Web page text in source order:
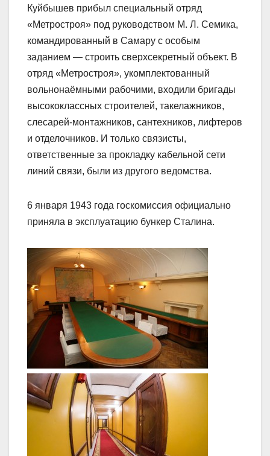
Куйбышев прибыл специальный отряд
«Метростроя» под руководством М. Л. Семика,
командированный в Самару с особым
заданием — строить сверхсекретный объект. В
отряд «Метростроя», укомплектованный
вольнонаёмными рабочими, входили бригады
высококлассных строителей, такелажников,
слесарей-монтажников, сантехников, лифтеров
и отделочников. И только связисты,
ответственные за прокладку кабельной сети
линий связи, были из другого ведомства.
6 января 1943 года госкомиссия официально
приняла в эксплуатацию бункер Сталина.